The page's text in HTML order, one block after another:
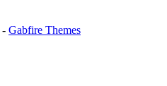
- Gabfire Themes